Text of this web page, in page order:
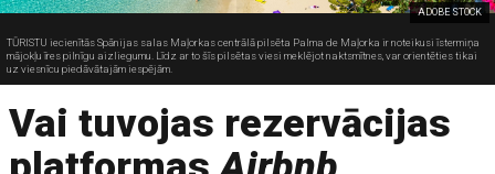
ADOBE STOCK
TŪRISTU iecienītās Spānijas salas Maļorkas centrālā pilsēta Palma de Maļorka ir noteikusi īstermiņa
mājokļu īres pilnīgu aizliegumu. Līdz ar to šīs pilsētas viesi meklējot naktsmītnes, var orientēties tikai
uz viesnīcu piedāvātajām iespējām.
Vai tuvojas rezervācijas